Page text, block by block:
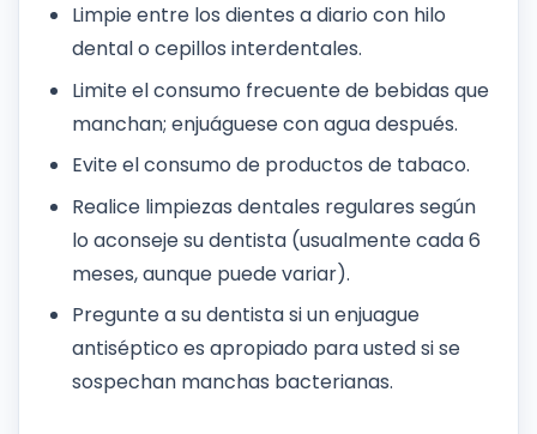
Limpie entre los dientes a diario con hilo
dental o cepillos interdentales.
Limite el consumo frecuente de bebidas que
manchan; enjuáguese con agua después.
Evite el consumo de productos de tabaco.
Realice limpiezas dentales regulares según
lo aconseje su dentista (usualmente cada 6
meses, aunque puede variar).
Pregunte a su dentista si un enjuague
antiséptico es apropiado para usted si se
sospechan manchas bacterianas.